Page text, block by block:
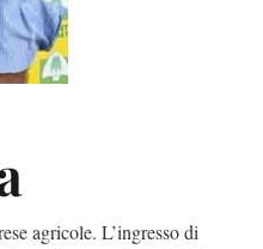
agricole. L’ingresso di